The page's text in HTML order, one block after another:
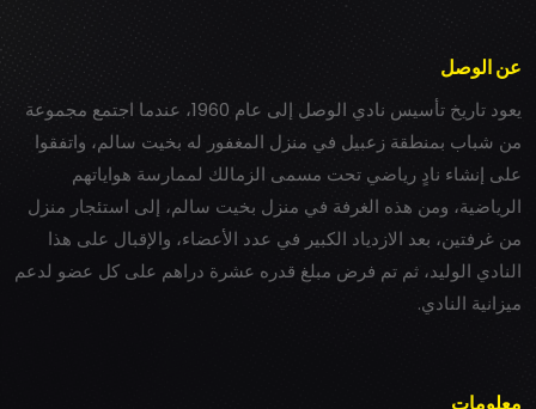
عن الوصل
يعود تاريخ تأسيس نادي الوصل إلى عام 1960، عندما اجتمع مجموعة
من شباب بمنطقة زعبيل في منزل المغفور له بخيت سالم، واتفقوا
على إنشاء نادٍ رياضي تحت مسمى الزمالك لممارسة هواياتهم
الرياضية، ومن هذه الغرفة في منزل بخيت سالم، إلى استئجار منزل
من غرفتين، بعد الازدياد الكبير في عدد الأعضاء، والإقبال على هذا
النادي الوليد، ثم تم فرض مبلغ قدره عشرة دراهم على كل عضو لدعم
ميزانية النادي.